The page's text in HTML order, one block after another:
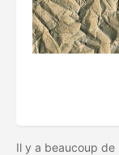
Il y a beaucoup